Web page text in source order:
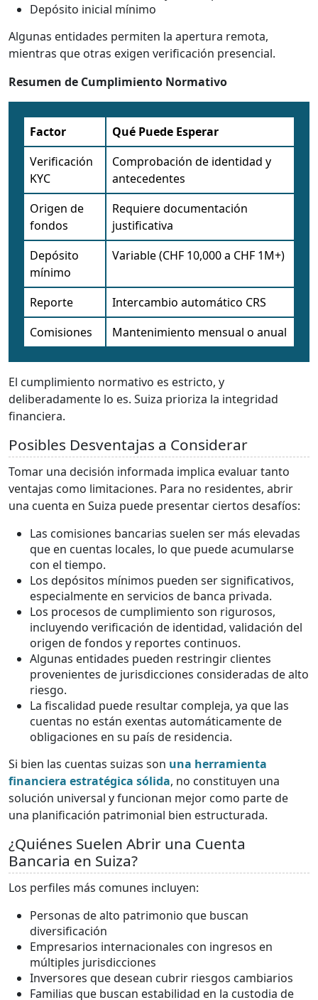
Depósito inicial mínimo
Algunas entidades permiten la apertura remota,
mientras que otras exigen verificación presencial.
Resumen de Cumplimiento Normativo
Factor
Qué Puede Esperar
Verificación
KYC
Comprobación de identidad y
antecedentes
Origen de
fondos
Requiere documentación
justificativa
Depósito
mínimo
Variable (CHF 10,000 a CHF 1M+)
Reporte
Intercambio automático CRS
Comisiones
Mantenimiento mensual o anual
El cumplimiento normativo es estricto, y
deliberadamente lo es. Suiza prioriza la integridad
financiera.
Posibles Desventajas a Considerar
Tomar una decisión informada implica evaluar tanto
ventajas como limitaciones. Para no residentes, abrir
una cuenta en Suiza puede presentar ciertos desafíos:
Las comisiones bancarias suelen ser más elevadas
que en cuentas locales, lo que puede acumularse
con el tiempo.
Los depósitos mínimos pueden ser significativos,
especialmente en servicios de banca privada.
Los procesos de cumplimiento son rigurosos,
incluyendo verificación de identidad, validación del
origen de fondos y reportes continuos.
Algunas entidades pueden restringir clientes
provenientes de jurisdicciones consideradas de alto
riesgo.
La fiscalidad puede resultar compleja, ya que las
cuentas no están exentas automáticamente de
obligaciones en su país de residencia.
Si bien las cuentas suizas son una herramienta
financiera estratégica sólida, no constituyen una
solución universal y funcionan mejor como parte de
una planificación patrimonial bien estructurada.
¿Quiénes Suelen Abrir una Cuenta
Bancaria en Suiza?
Los perfiles más comunes incluyen:
Personas de alto patrimonio que buscan
diversificación
Empresarios internacionales con ingresos en
múltiples jurisdicciones
Inversores que desean cubrir riesgos cambiarios
Familias que buscan estabilidad en la custodia de